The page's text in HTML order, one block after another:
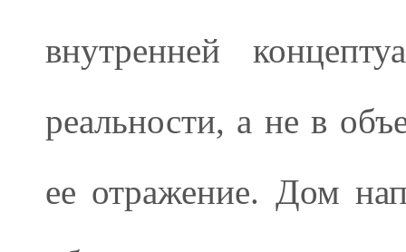
внутренней
реальности, а не в
ее отражение. Дом